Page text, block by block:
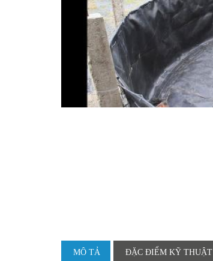
MÔ TẢ ĐẶC ĐIỂM KỸ THUẬT